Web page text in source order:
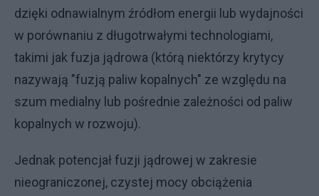
dzięki odnawialnym źródłom energii lub wydajności
w porównaniu z długotrwałymi technologiami,
takimi jak fuzja jądrowa (którą niektórzy krytycy
nazywają "fuzją paliw kopalnych" ze względu na
szum medialny lub pośrednie zależności od paliw
kopalnych w rozwoju).
Jednak potencjał fuzji jądrowej w zakresie
nieograniczonej, czystej mocy obciążenia